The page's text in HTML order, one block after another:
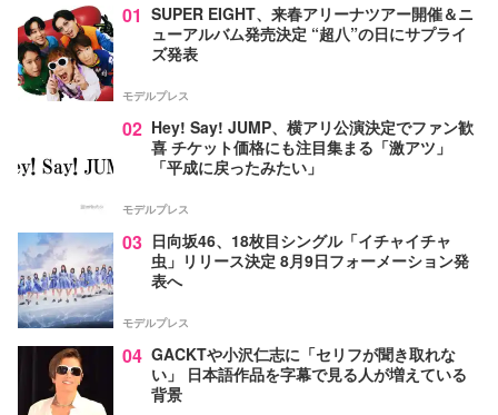
01 SUPER EIGHT、来春アリーナツアー開催＆ニ
ューアルバム発売決定 “超八”の日にサプライ
ズ発表
モデルプレス
02 Hey! Say! JUMP、横アリ公演決定でファン歓
喜 チケット価格にも注目集まる「激アツ」
「平成に戻ったみたい」
モデルプレス
03 日向坂46、18枚目シングル「イチャイチャ
虫」リリース決定 8月9日フォーメーション発
表へ
モデルプレス
04 GACKTや小沢仁志に「セリフが聞き取れな
い」 日本語作品を字幕で見る人が増えている
背景